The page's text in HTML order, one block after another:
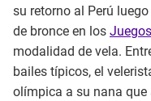
su retorno al Perú
de bronce en los
modalidad de vela.
bailes típicos, el
olímpica a su nana